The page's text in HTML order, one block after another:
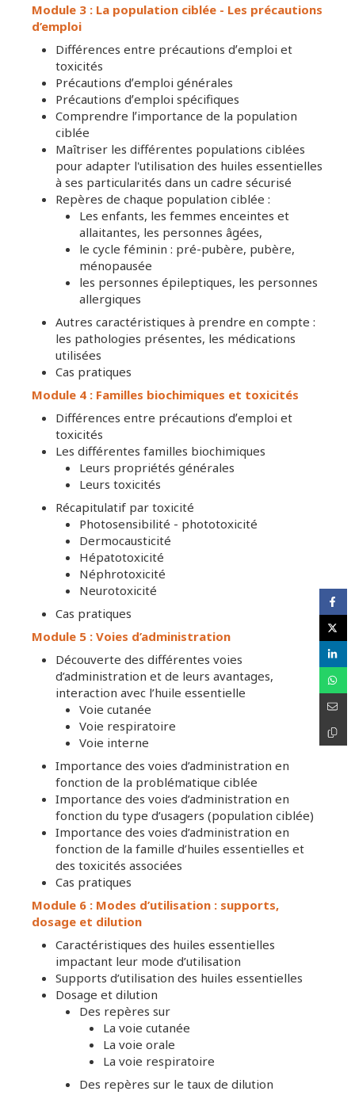
Module 3 : La population ciblée - Les précautions
d’emploi
Différences entre précautions dʼemploi et
toxicités
Précautions dʼemploi générales
Précautions dʼemploi spécifiques
Comprendre lʼimportance de la population
ciblée
Maîtriser les différentes populations ciblées
pour adapter l'utilisation des huiles essentielles
à ses particularités dans un cadre sécurisé
Repères de chaque population ciblée :
Les enfants, les femmes enceintes et
allaitantes, les personnes âgées,
le cycle féminin : pré-pubère, pubère,
ménopausée
les personnes épileptiques, les personnes
allergiques
Autres caractéristiques à prendre en compte :
les pathologies présentes, les médications
utilisées
Cas pratiques
Module 4 : Familles biochimiques et toxicités
Différences entre précautions dʼemploi et
toxicités
Les différentes familles biochimiques
Leurs propriétés générales
Leurs toxicités
Récapitulatif par toxicité
Photosensibilité - phototoxicité
Dermocausticité
Hépatotoxicité
Néphrotoxicité
Neurotoxicité
Cas pratiques
Module 5 : Voies d’administration
Découverte des différentes voies
d’administration et de leurs avantages,
interaction avec l’huile essentielle
Voie cutanée
Voie respiratoire
Voie interne
Importance des voies d’administration en
fonction de la problématique ciblée
Importance des voies d’administration en
fonction du type d’usagers (population ciblée)
Importance des voies d’administration en
fonction de la famille d’huiles essentielles et
des toxicités associées
Cas pratiques
Module 6 : Modes d’utilisation : supports,
dosage et dilution
Caractéristiques des huiles essentielles
impactant leur mode d’utilisation
Supports d’utilisation des huiles essentielles
Dosage et dilution
Des repères sur
La voie cutanée
La voie orale
La voie respiratoire
Des repères sur le taux de dilution